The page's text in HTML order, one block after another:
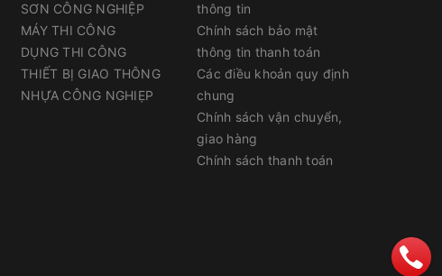
SƠN CÔNG NGHIỆP
MÁY THI CÔNG
DỤNG THI CÔNG
THIẾT BỊ GIAO THÔNG
NHỰA CÔNG NGHIẸP
thông tin
Chính sách bảo mật
thông tin thanh toán
Các điều khoản quy định
chung
Chính sách vận chuyển,
giao hàng
Chính sách thanh toán